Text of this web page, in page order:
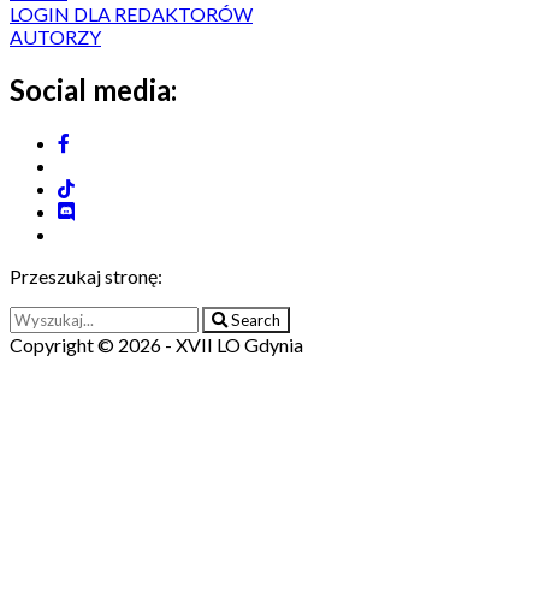
LOGIN DLA REDAKTORÓW
AUTORZY
Social media:
Przeszukaj stronę:
Search
Copyright © 2026 - XVII LO Gdynia